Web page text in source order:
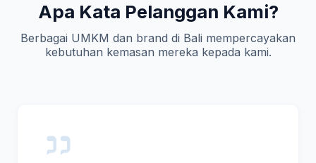
Apa Kata Pelanggan Kami?
Berbagai UMKM dan brand di Bali mempercayakan
kebutuhan kemasan mereka kepada kami.